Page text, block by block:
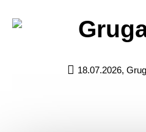
18.07.2026,